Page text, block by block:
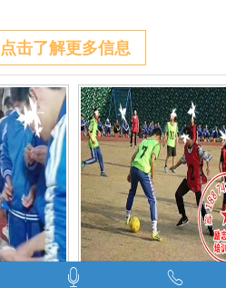
点击了解更多信息